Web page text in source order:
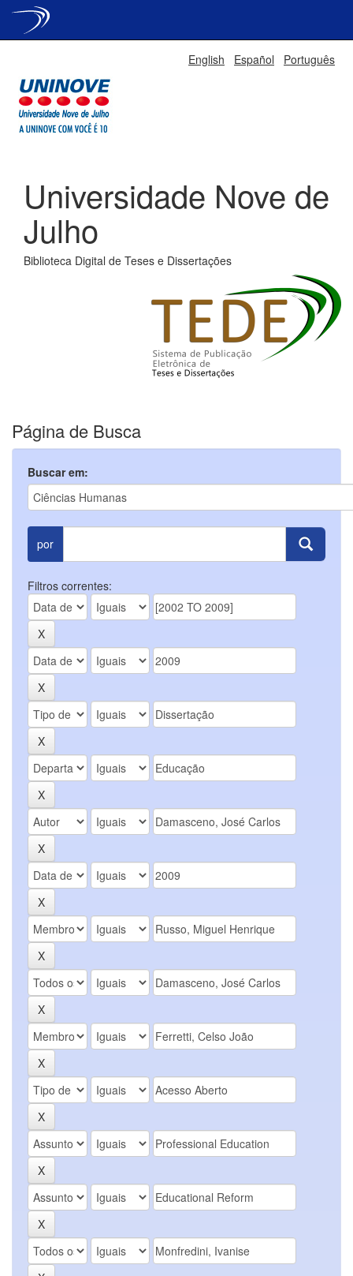
English Español Português
Universidade Nove de
Julho
Biblioteca Digital de Teses e Dissertações
Página de Busca
Buscar em:
por
Filtros correntes: